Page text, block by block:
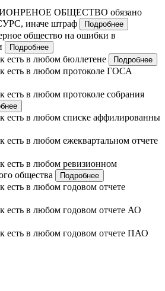
ОБЩЕСТВО обязано
иначе штраф
Подробнее
общество на ошибки в
Подробнее
есть в любом бюллетене Подробнее
есть в любом протоколе ГОСА
есть в любом протоколе собрания
есть в любом списке аффилированны
есть в любом ежеквартальном отчете
есть в любом ревизионном
общества
Подробнее
есть в любом годовом отчете
есть в любом годовом отчете АО
есть в любом годовом отчете ПАО